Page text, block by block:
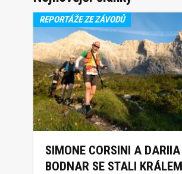
REPORTÁŽE ZE ZÁVODŮ
SIMONE CORSINI A DARIIA
BODNAR SE STALI